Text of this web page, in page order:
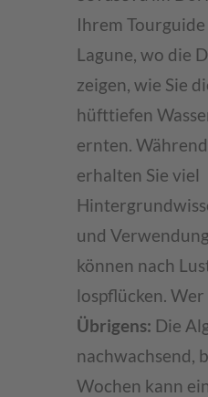
Ihrem
Lagune, wo die
zeigen, wie Sie
hüfttiefen
ernten.
erhalten Sie viel
und
können nach
lospflücken.
Übrigens: Die
nachwachsend,
Wochen kann